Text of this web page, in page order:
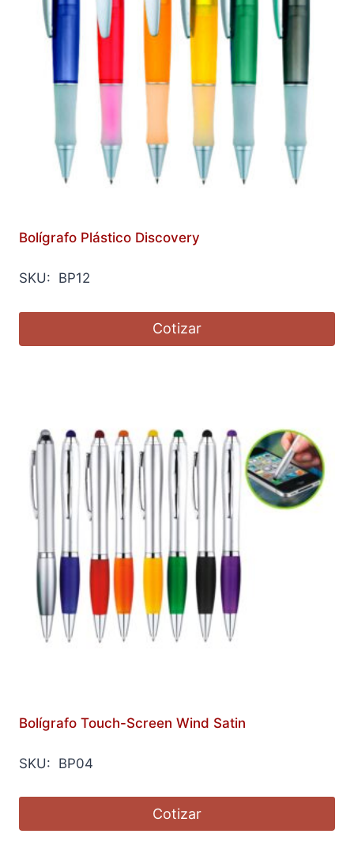
Bolígrafo Plástico Discovery
SKU: BP12
Cotizar
Bolígrafo Touch-Screen Wind Satin
SKU: BP04
Cotizar